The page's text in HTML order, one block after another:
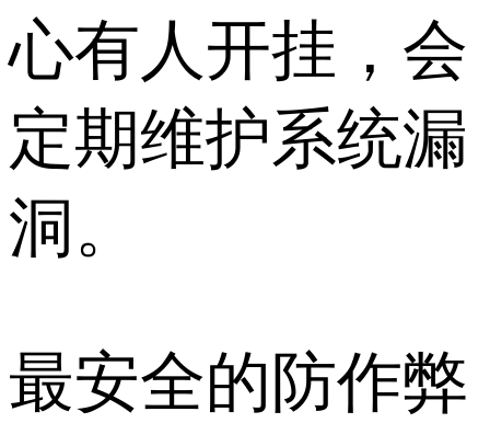
心有人开挂，会
定期维护系统漏
洞。
最安全的防作弊